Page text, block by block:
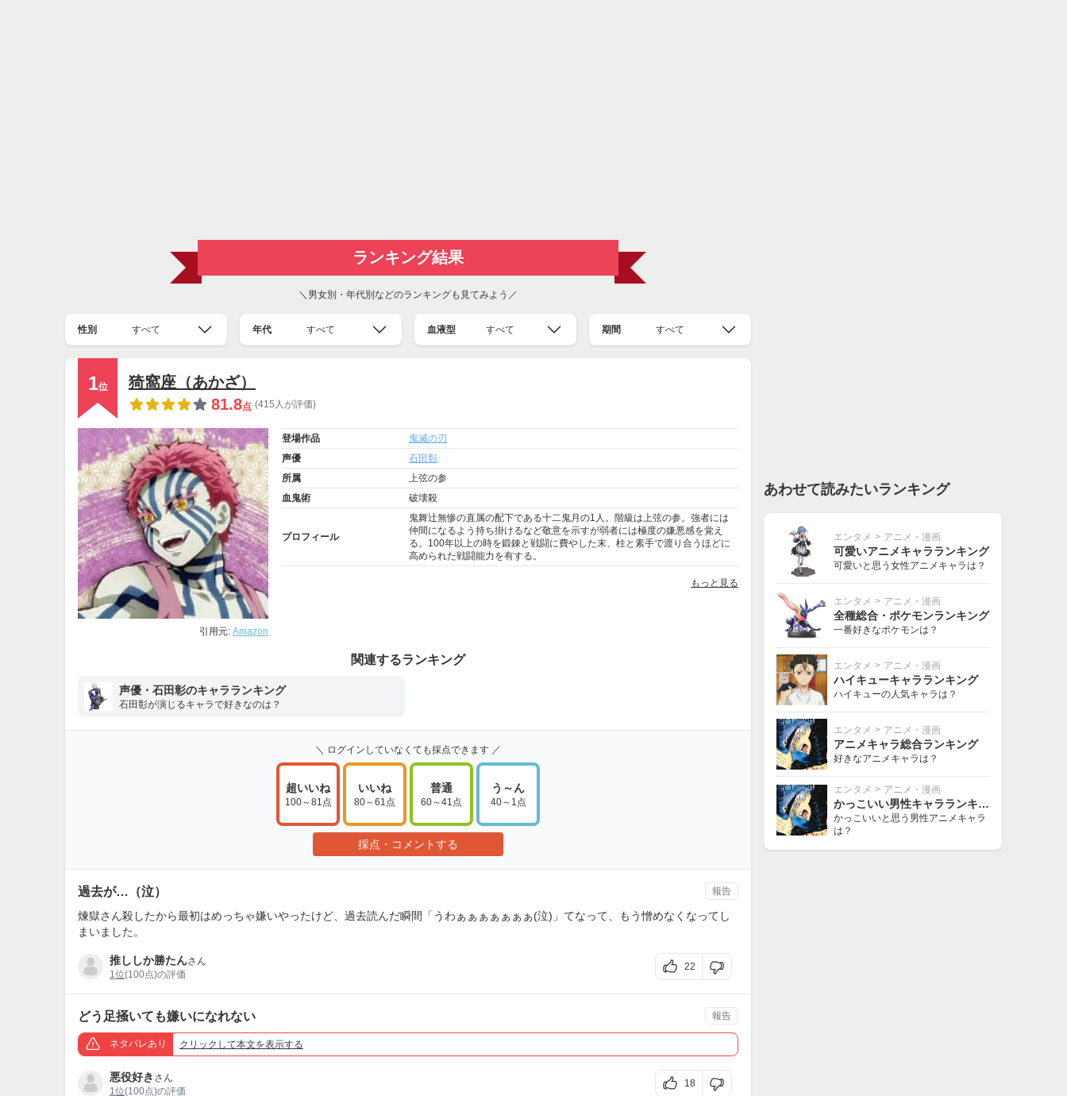
ランキング結果
＼男女別・年代別などのランキングも見てみよう／
性別 すべて 年代 すべて 血液型 すべて 期間 すべて
1位
猗窩座（あかざ）
81.8点 (415人が評価)
引用元: Amazon
登場作品
鬼滅の刃
声優
石田彰
所属
上弦の参
血鬼術
破壊殺
プロフィール
鬼舞辻無惨の直属の配下である十二鬼月の1人。階級は上弦の参。強者には
仲間になるよう持ち掛けるなど敬意を示すが弱者には極度の嫌悪感を覚え
る。100年以上の時を鍛錬と戦闘に費やした末、柱と素手で渡り合うほどに
高められた戦闘能力を有する。
もっと見る
関連するランキング
声優・石田彰のキャラランキング
石田彰が演じるキャラで好きなのは？
＼ ログインしていなくても採点できます ／
超いいね
100～81点
いいね
80～61点
普通
60～41点
う～ん
40～1点
採点・コメントする
過去が…（泣）
煉獄さん殺したから最初はめっちゃ嫌いやったけど、過去読んだ瞬間「うわぁぁぁぁぁぁぁ(泣)」てなって、もう憎めなくなってし
まいました。
推ししか勝たんさん
1位(100点)の評価
22
報告
どう足掻いても嫌いになれない
ネタバレあり クリック して本文を表示する
悪役好き さん
1位(100点)の評価
18
報告
あわせて読みたいランキング
エンタメ > アニメ・漫画
可愛いアニメキャラランキング
可愛いと思う女性アニメキャラは？
エンタメ > アニメ・漫画
全種総合・ポケモンランキング
一番好きなポケモンは？
エンタメ > アニメ・漫画
ハイキューキャラランキング
ハイキューの人気キャラは？
エンタメ > アニメ・漫画
アニメキャラ総合ランキング
好きなアニメキャラは？
エンタメ > アニメ・漫画
かっこいい男性キャラランキング
かっこいいと思う男性アニメキャラ
は？